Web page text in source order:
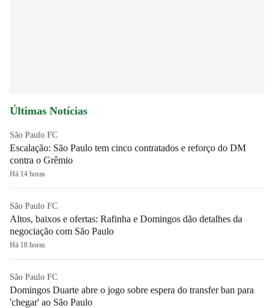
Últimas Notícias
São Paulo FC
Escalação: São Paulo tem cinco contratados e reforço do DM
contra o Grêmio
Há 14 horas
São Paulo FC
Altos, baixos e ofertas: Rafinha e Domingos dão detalhes da
negociação com São Paulo
Há 18 horas
São Paulo FC
Domingos Duarte abre o jogo sobre espera do transfer ban para
'chegar' ao São Paulo